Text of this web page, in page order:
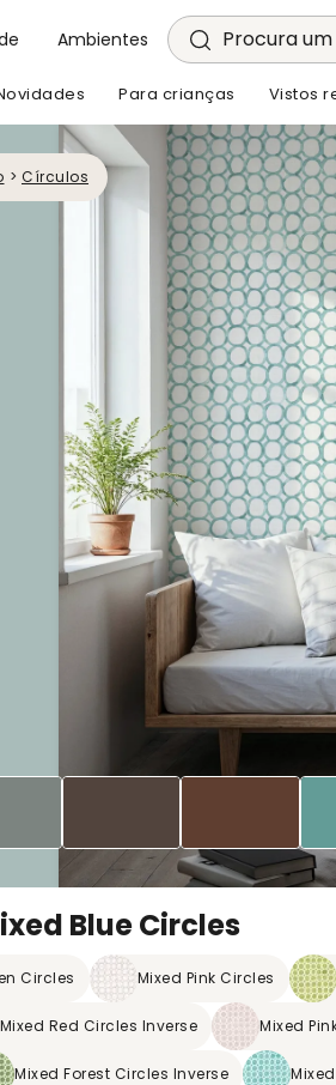
Ambientes Procura
Para crianças Vistos
> Círculos
Blue Circles
Circles Mixed Pink Circles
Mixed Red Circles Inverse Mixed
Mixed Forest Circles Inverse